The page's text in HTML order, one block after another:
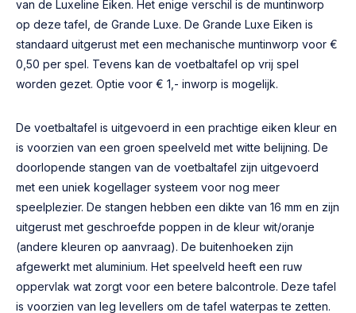
van de Luxeline Eiken. Het enige verschil is de muntinworp
op deze tafel, de Grande Luxe. De Grande Luxe Eiken is
standaard uitgerust met een mechanische muntinworp voor €
0,50 per spel. Tevens kan de voetbaltafel op vrij spel
worden gezet. Optie voor € 1,- inworp is mogelijk.
De voetbaltafel is uitgevoerd in een prachtige eiken kleur en
is voorzien van een groen speelveld met witte belijning. De
doorlopende stangen van de voetbaltafel zijn uitgevoerd
met een uniek kogellager systeem voor nog meer
speelplezier. De stangen hebben een dikte van 16 mm en zijn
uitgerust met geschroefde poppen in de kleur wit/oranje
(andere kleuren op aanvraag). De buitenhoeken zijn
afgewerkt met aluminium. Het speelveld heeft een ruw
oppervlak wat zorgt voor een betere balcontrole. Deze tafel
is voorzien van leg levellers om de tafel waterpas te zetten.